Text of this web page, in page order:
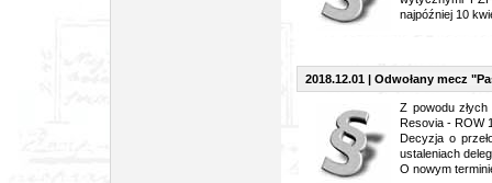
najpóźniej 10
2018.12.01 | Odwołany mecz
Z powodu
Resovia - ROW
Decyzja o
ustaleniach
O nowym